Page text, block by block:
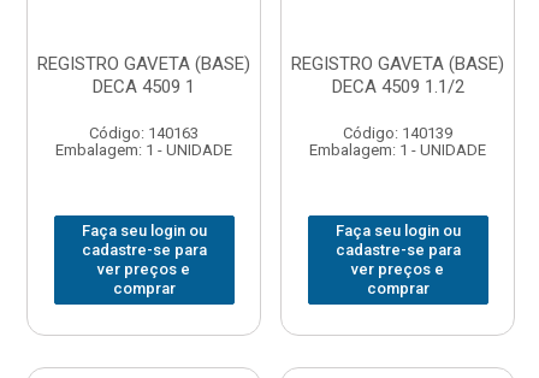
REGISTRO GAVETA (BASE)
DECA 4509 1
Código: 140163
Embalagem: 1 - UNIDADE
Faça seu login ou
cadastre-se para
ver preços e
comprar
REGISTRO GAVETA (BASE)
DECA 4509 1.1/2
Código: 140139
Embalagem: 1 - UNIDADE
Faça seu login ou
cadastre-se para
ver preços e
comprar